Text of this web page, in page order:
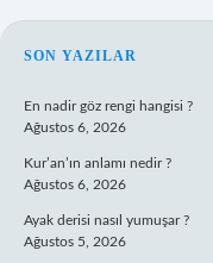
SIDEBAR
SON YAZILAR
En nadir göz rengi hangisi ?
Ağustos 6, 2026
Kur’an’ın anlamı nedir ?
Ağustos 6, 2026
Ayak derisi nasıl yumuşar ?
Ağustos 5, 2026